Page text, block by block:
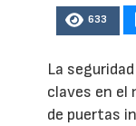
633
La
claves en el
de puertas